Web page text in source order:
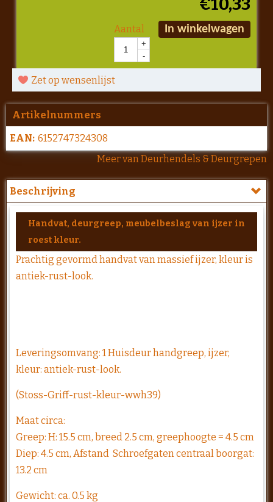
Aantal
+
-
In winkelwagen
Zet op wensenlijst
Artikelnummers
EAN: 6152747324308
Meer van Deurhendels & Deurgrepen
Beschrijving
Handvat, deurgreep, meubelbeslag van ijzer in
roest kleur.
Prachtig gevormd handvat van massief ijzer, kleur is
antiek-rust-look.
Leveringsomvang: 1 Huisdeur handgreep, ijzer,
kleur: antiek-rust-look.
(Stoss-Griff-rust-kleur-wwh39)
Maat circa:
Greep: H: 15.5 cm, breed 2.5 cm, greephoogte = 4.5 cm
Diep: 4.5 cm, Afstand Schroefgaten centraal boorgat:
13.2 cm
Gewicht: ca. 0.5 kg